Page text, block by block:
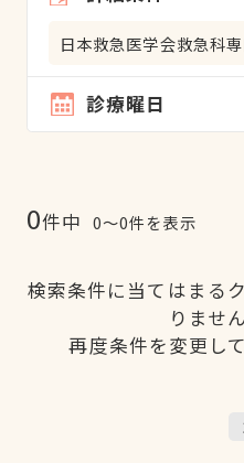
日本救急医学会救急科
診療曜日
0件中 0〜0件を表示
検索条件に当てはまる
りませ
再度条件を変更し